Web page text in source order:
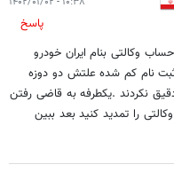
پاسخ
وکالتی بنام ایران خودرو
نام کم شده علتش دو دوزه
نکردند .یکطرفه به قاضی رفتن
را تمدید کنید بعد ببین